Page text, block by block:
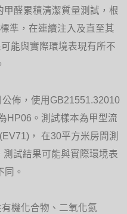
醛累積清潔質量測試，根
準，在連續注入及直至其
能與實際環境表現有所不
佈，使用GB21551.32010
HP06。測試樣本為甲型流
， 在30平方米房間測
試結果可能與實際環境表
同。
機化合物、二氧化氮